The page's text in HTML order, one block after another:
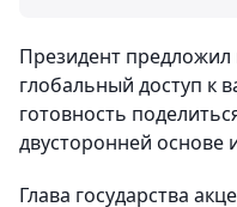
Президент
глобальный доступ к
готовность
двусторонней основе
Глава государства